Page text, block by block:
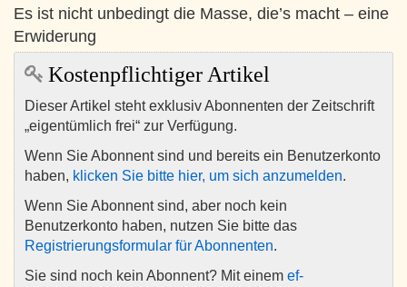
Es ist nicht unbedingt die Masse, die’s macht – eine
Erwiderung
Kostenpflichtiger Artikel
Dieser Artikel steht exklusiv Abonnenten der Zeitschrift
„eigentümlich frei“ zur Verfügung.
Wenn Sie Abonnent sind und bereits ein Benutzerkonto
haben, klicken Sie bitte hier, um sich anzumelden.
Wenn Sie Abonnent sind, aber noch kein
Benutzerkonto haben, nutzen Sie bitte das
Registrierungsformular für Abonnenten.
Sie sind noch kein Abonnent? Mit einem ef-